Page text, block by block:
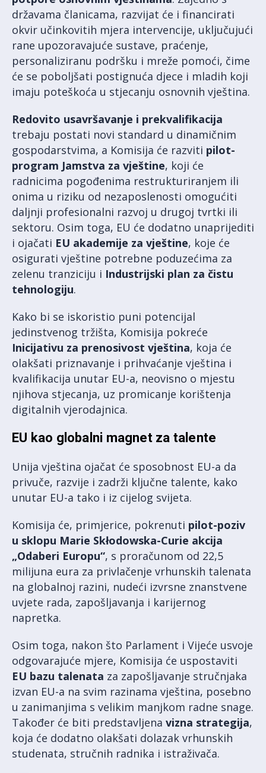
državama članicama, razvijat će i financirati
okvir učinkovitih mjera intervencije, uključujući
rane upozoravajuće sustave, praćenje,
personaliziranu podršku i mreže pomoći, čime
će se poboljšati postignuća djece i mladih koji
imaju poteškoća u stjecanju osnovnih vještina.
Redovito usavršavanje i prekvalifikacija
trebaju postati novi standard u dinamičnim
gospodarstvima, a Komisija će razviti pilot-
program Jamstva za vještine, koji će
radnicima pogođenima restrukturiranjem ili
onima u riziku od nezaposlenosti omogućiti
daljnji profesionalni razvoj u drugoj tvrtki ili
sektoru. Osim toga, EU će dodatno unaprijediti
i ojačati EU akademije za vještine, koje će
osigurati vještine potrebne poduzećima za
zelenu tranziciju i Industrijski plan za čistu
tehnologiju.
Kako bi se iskoristio puni potencijal
jedinstvenog tržišta, Komisija pokreće
Inicijativu za prenosivost vještina, koja će
olakšati priznavanje i prihvaćanje vještina i
kvalifikacija unutar EU-a, neovisno o mjestu
njihova stjecanja, uz promicanje korištenja
digitalnih vjerodajnica.
EU kao globalni magnet za talente
Unija vještina ojačat će sposobnost EU-a da
privuče, razvije i zadrži ključne talente, kako
unutar EU-a tako i iz cijelog svijeta.
Komisija će, primjerice, pokrenuti pilot-poziv
u sklopu Marie Skłodowska-Curie akcija
„Odaberi Europu“, s proračunom od 22,5
milijuna eura za privlačenje vrhunskih talenata
na globalnoj razini, nudeći izvrsne znanstvene
uvjete rada, zapošljavanja i karijernog
napretka.
Osim toga, nakon što Parlament i Vijeće usvoje
odgovarajuće mjere, Komisija će uspostaviti
EU bazu talenata za zapošljavanje stručnjaka
izvan EU-a na svim razinama vještina, posebno
u zanimanjima s velikim manjkom radne snage.
Također će biti predstavljena vizna strategija,
koja će dodatno olakšati dolazak vrhunskih
studenata, stručnih radnika i istraživača.